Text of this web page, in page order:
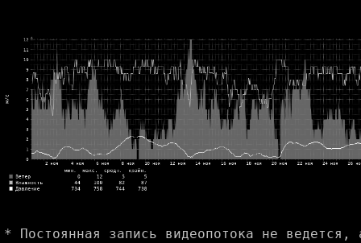
* Постоянная запись видеопотока не ведется,